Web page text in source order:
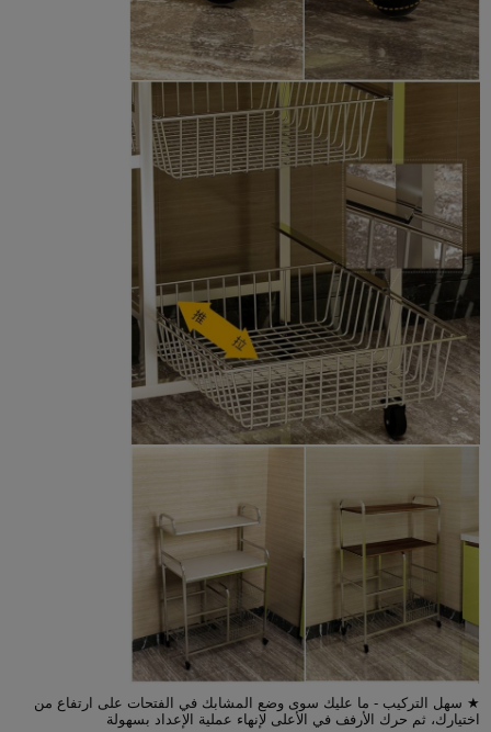
★ سهل التركيب - ما عليك سوى وضع المشابك في الفتحات على ارتفاع من
اختيارك، ثم حرك الأرفف في الأعلى لإنهاء عملية الإعداد بسهولة